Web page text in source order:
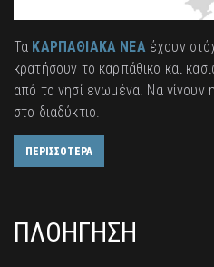
Τα ΚΑΡΠΑΘΙΑΚΑ ΝΕΑέχουν
κρατήσουν το καρπάθικο και
από το νησί ενωμένα. Να
στο διαδύκτιο.
ΠΕΡΙΣΣΟΤΕΡΑ
ΠΛΟΗΓΗΣΗ